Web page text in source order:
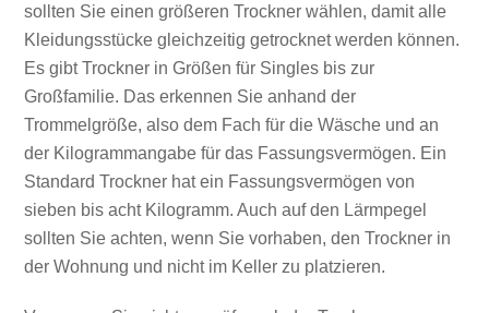
sollten Sie einen größeren Trockner wählen, damit alle
Kleidungsstücke gleichzeitig getrocknet werden können.
Es gibt Trockner in Größen für Singles bis zur
Großfamilie. Das erkennen Sie anhand der
Trommelgröße, also dem Fach für die Wäsche und an
der Kilogrammangabe für das Fassungsvermögen. Ein
Standard Trockner hat ein Fassungsvermögen von
sieben bis acht Kilogramm. Auch auf den Lärmpegel
sollten Sie achten, wenn Sie vorhaben, den Trockner in
der Wohnung und nicht im Keller zu platzieren.